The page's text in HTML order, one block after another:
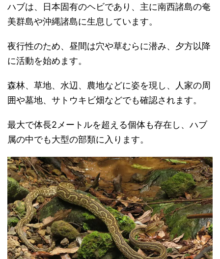
ハブは、日本固有のヘビであり、主に南西諸島の奄
美群島や沖縄諸島に生息しています。
夜行性のため、昼間は穴や草むらに潜み、夕方以降
に活動を始めます。
森林、草地、水辺、農地などに姿を現し、人家の周
囲や墓地、サトウキビ畑などでも確認されます。
最大で体長2メートルを超える個体も存在し、ハブ
属の中でも大型の部類に入ります。